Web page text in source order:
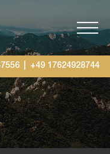
+49 17624928744